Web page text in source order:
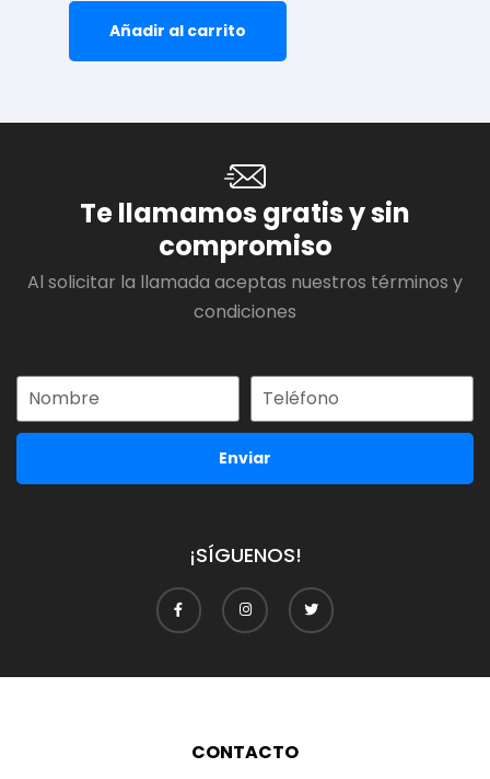
Añadir al carrito
Te llamamos gratis y sin
compromiso
Al solicitar la llamada aceptas nuestros términos y
condiciones
Enviar
¡SÍGUENOS!
CONTACTO